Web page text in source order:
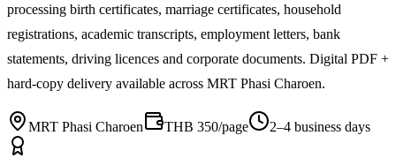
processing birth certificates, marriage certificates, household
registrations, academic transcripts, employment letters, bank
statements, driving licences and corporate documents. Digital PDF +
hard-copy delivery available across MRT Phasi Charoen.
MRT Phasi Charoen THB 350/page 2–4 business days